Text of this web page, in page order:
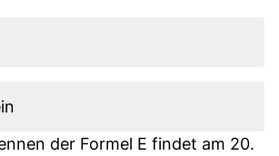
der Formel E findet am 20.